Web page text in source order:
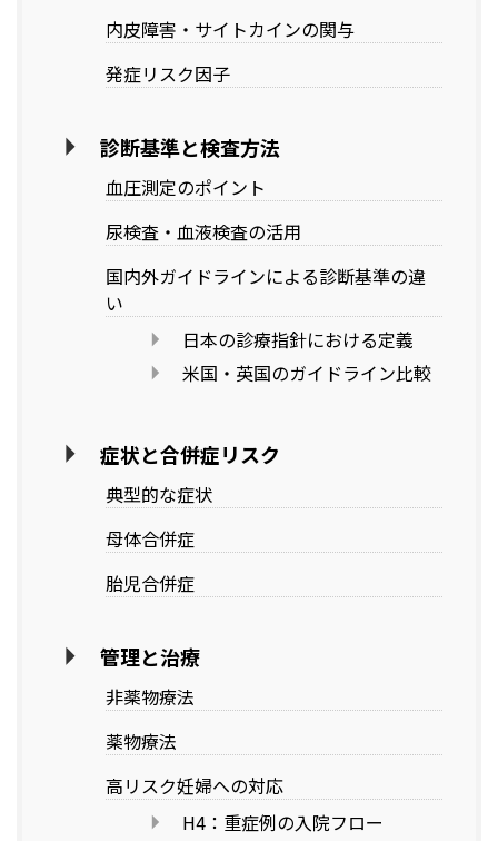
内皮障害・サイトカインの関与
発症リスク因子
診断基準と検査方法
血圧測定のポイント
尿検査・血液検査の活用
国内外ガイドラインによる診断基準の違
い
日本の診療指針における定義
米国・英国のガイドライン比較
症状と合併症リスク
典型的な症状
母体合併症
胎児合併症
管理と治療
非薬物療法
薬物療法
高リスク妊婦への対応
H4：重症例の入院フロー